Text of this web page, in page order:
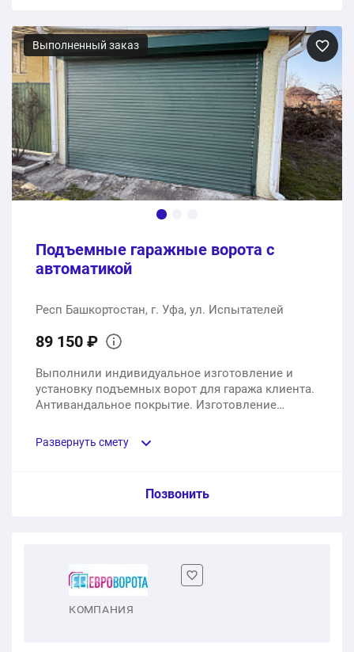
Автоматические подъемные ворота 2500х2800 мм
1 шт. 74300 ₽
Установка под ключ
1 услуга 28450 ₽
Общая стоимость: 102750 ₽
Выполненный заказ
Подъемные гаражные ворота с
автоматикой
Респ Башкортостан, г. Уфа, ул. Испытателей
89 150 ₽
Выполнили индивидуальное изготовление и
установку подъемных ворот для гаража клиента.
Антивандальное покрытие. Изготовление
Развернуть смету
Пункт сметы / Ед. изм. / Цена
65800 ₽
Установка под ключ
Позвонить
КОМПАНИЯ